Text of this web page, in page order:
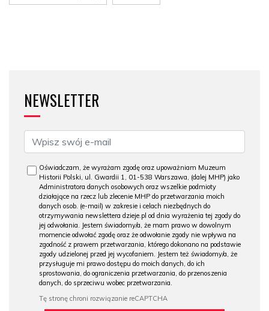
NEWSLETTER
Oświadczam, że wyrażam zgodę oraz upoważniam Muzeum
Historii Polski, ul. Gwardii 1, 01-538 Warszawa, (dalej MHP) jako
Administratora danych osobowych oraz wszelkie podmioty
działające na rzecz lub zlecenie MHP do przetwarzania moich
danych osob. (e-mail) w zakresie i celach niezbędnych do
otrzymywania newslettera dzieje.pl od dnia wyrażenia tej zgody do
jej odwołania. Jestem świadomy/a, że mam prawo w dowolnym
momencie odwołać zgodę oraz że odwołanie zgody nie wpływa na
zgodność z prawem przetwarzania, którego dokonano na podstawie
zgody udzielonej przed jej wycofaniem. Jestem też świadomy/a, że
przysługuje mi prawo dostępu do moich danych, do ich
sprostowania, do ograniczenia przetwarzania, do przenoszenia
danych, do sprzeciwu wobec przetwarzania.